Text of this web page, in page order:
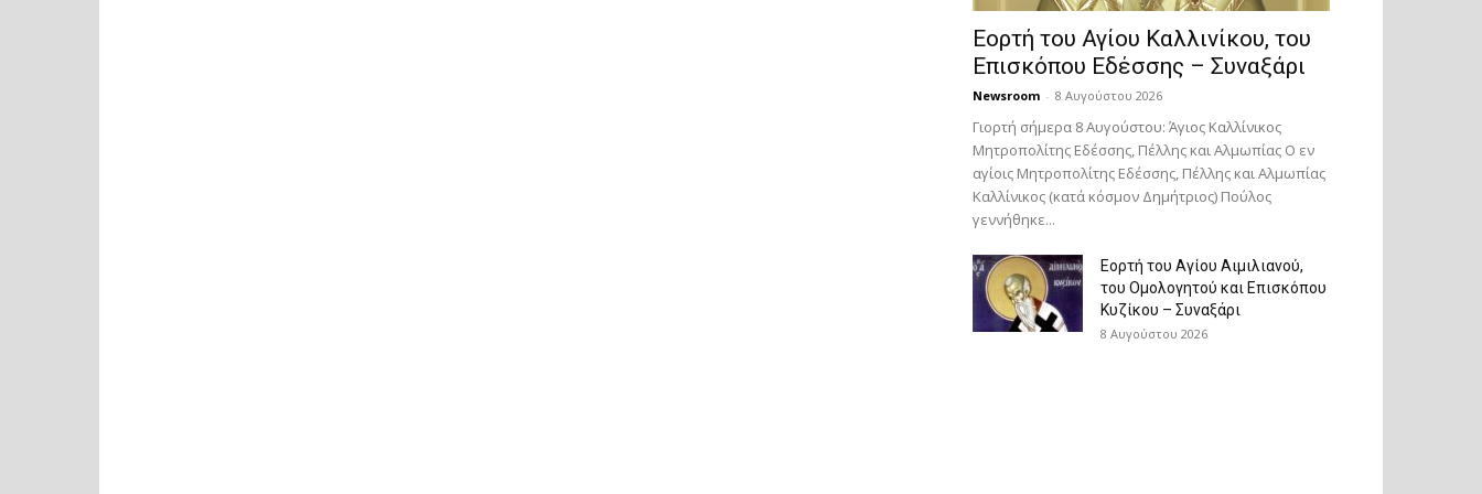
Εορτή του Αγίου Καλλινίκου, του
Επισκόπου Εδέσσης – Συναξάρι
Newsroom - 8 Αυγούστου 2026
Γιορτή σήμερα 8 Αυγούστου: Άγιος Καλλίνικος
Μητροπολίτης Εδέσσης, Πέλλης και Αλμωπίας Ο εν
αγίοις Μητροπολίτης Εδέσσης, Πέλλης και Αλμωπίας
Καλλίνικος (κατά κόσμον Δημήτριος) Πούλος
γεννήθηκε...
Εορτή του Αγίου Αιμιλιανού,
του Ομολογητού και Επισκόπου
Κυζίκου – Συναξάρι
8 Αυγούστου 2026